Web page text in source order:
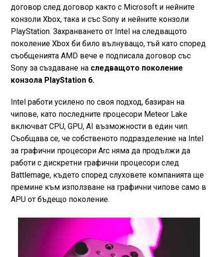
договор след договор както с Microsoft и нейните
конзоли Xbox, така и със Sony и нейните конзоли
PlayStation. Захранването от Intel на следващото
поколение Xbox би било вълнуващо, тъй като според
съобщенията AMD вече е подписала договор със
Sony за създаване на следващото поколение
конзола PlayStation 6.
Intel работи усилено по своя подход, базиран на
чипове, като последните процесори Meteor Lake
включват CPU, GPU, AI възможности в един чип.
Съобщава се, че собственото подразделение на Intel
за графични процесори Arc няма да продължи да
работи с дискретни графични процесори след
Battlemage, където според слуховете компанията ще
премине към използване на графични чипове само в
APU от бъдещо поколение.